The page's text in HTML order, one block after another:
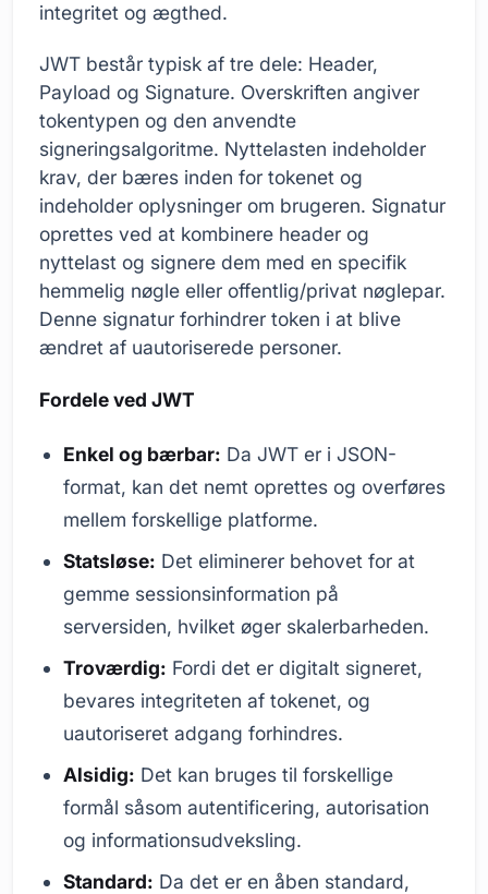
integritet og ægthed.
JWT består typisk af tre dele: Header,
Payload og Signature. Overskriften angiver
tokentypen og den anvendte
signeringsalgoritme. Nyttelasten indeholder
krav, der bæres inden for tokenet og
indeholder oplysninger om brugeren. Signatur
oprettes ved at kombinere header og
nyttelast og signere dem med en specifik
hemmelig nøgle eller offentlig/privat nøglepar.
Denne signatur forhindrer token i at blive
ændret af uautoriserede personer.
Fordele ved JWT
Enkel og bærbar: Da JWT er i JSON-
format, kan det nemt oprettes og overføres
mellem forskellige platforme.
Statsløse: Det eliminerer behovet for at
gemme sessionsinformation på
serversiden, hvilket øger skalerbarheden.
Troværdig: Fordi det er digitalt signeret,
bevares integriteten af tokenet, og
uautoriseret adgang forhindres.
Alsidig: Det kan bruges til forskellige
formål såsom autentificering, autorisation
og informationsudveksling.
Standard: Da det er en åben standard,